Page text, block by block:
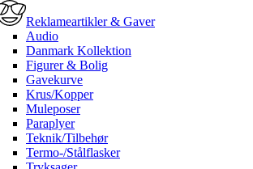
Reklameartikler & Gaver
Audio
Danmark Kollektion
Figurer & Bolig
Gavekurve
Krus/Kopper
Muleposer
Paraplyer
Teknik/Tilbehør
Termo-/Stålflasker